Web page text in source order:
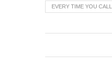
EVERY TIME YOU CALL